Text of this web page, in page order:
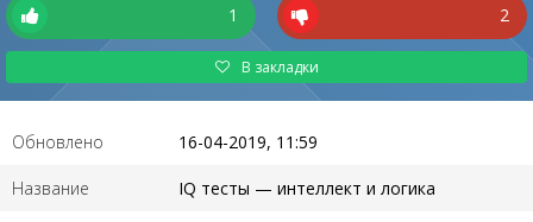
1 2
В закладки
Обновлено 16-04-2019, 11:59
Название IQ тесты — интеллект и логика